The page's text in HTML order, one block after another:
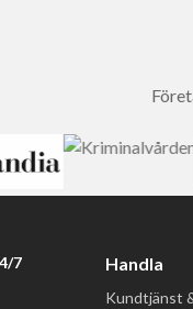
7
Handla
Kundtjänst